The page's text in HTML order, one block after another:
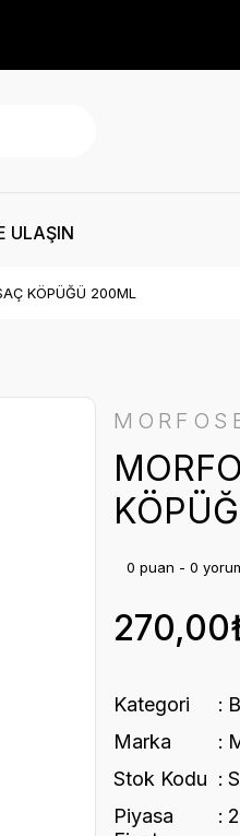
ULAŞIN
KÖPÜĞÜ 200ML
0 puan - 0
Kategori
Marka
Stok Kodu
Piyasa